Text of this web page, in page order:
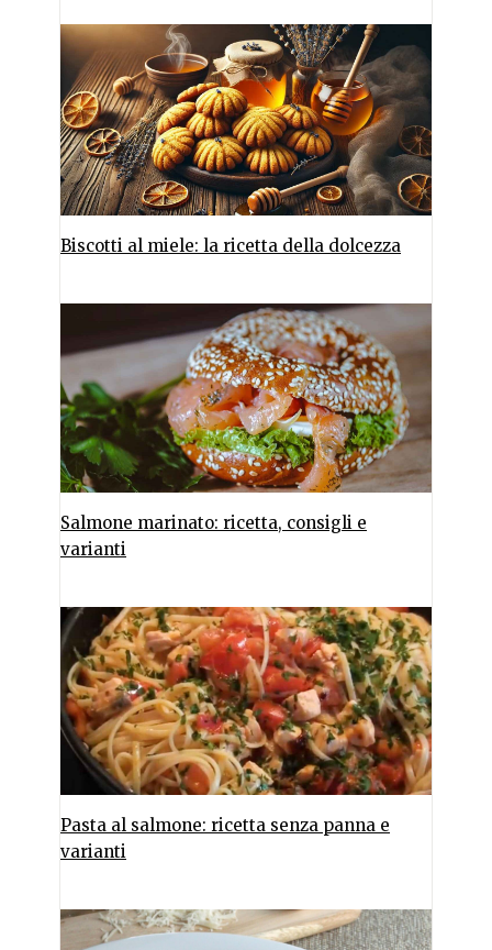
Biscotti al miele: la ricetta della dolcezza
Salmone marinato: ricetta, consigli e
varianti
Pasta al salmone: ricetta senza panna e
varianti